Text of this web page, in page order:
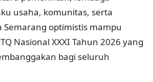
usaha, komunitas, serta
Semarang optimistis mampu
Nasional XXXI Tahun 2026 yang
bagi seluruh